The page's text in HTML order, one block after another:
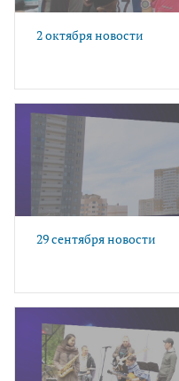
2 октября новости
29 сентября новости